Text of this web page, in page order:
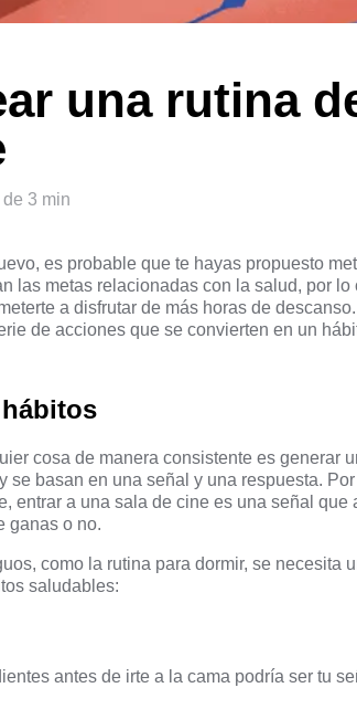
una rutina
de 3 min
es probable que te hayas propuesto
las metas relacionadas con la salud, por
a disfrutar de más horas de
de acciones que se convierten en un
cosa de manera consistente es generar
se basan en una señal y una respuesta.
entrar a una sala de cine es una señal que
ganas o no.
como la rutina para dormir, se necesita
saludables:
antes de irte a la cama podría ser tu